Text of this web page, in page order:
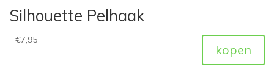
Silhouette Pelhaak
€7,95
kopen